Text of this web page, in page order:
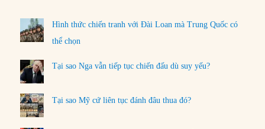
Hình thức chiến tranh với Đài Loan mà Trung Quốc có
thể chọn
Tại sao Nga vẫn tiếp tục chiến đấu dù suy yếu?
Tại sao Mỹ cứ liên tục đánh đâu thua đó?